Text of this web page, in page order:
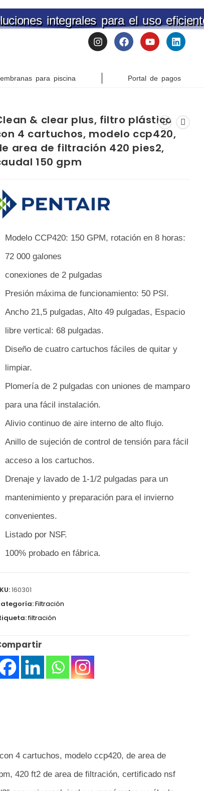
integrales para el uso
para piscina Portal de pagos
& clear plus, filtro plástico
4 cartuchos, modelo ccp420,
area de filtración 420 pies2,
150 gpm
Modelo CCP420: 150 GPM, rotación en 8 horas:
72 000 galones
conexiones de 2 pulgadas
Presión máxima de funcionamiento: 50 PSI.
Ancho 21,5 pulgadas, Alto 49 pulgadas, Espacio
libre vertical: 68 pulgadas.
Diseño de cuatro cartuchos fáciles de quitar y
limpiar.
Plomería de 2 pulgadas con uniones de mamparo
para una fácil instalación.
Alivio continuo de aire interno de alto flujo.
Anillo de sujeción de control de tensión para fácil
acceso a los cartuchos.
Drenaje y lavado de 1-1/2 pulgadas para un
mantenimiento y preparación para el invierno
convenientes.
Listado por NSF.
100% probado en fábrica.
160301
Filtración
filtración
4 cartuchos, modelo ccp420, de area de
420 ft2 de area de filtración, certificado nsf